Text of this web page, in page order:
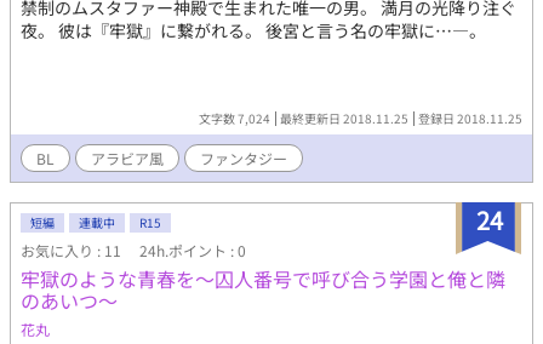
禁制のムスタファー神殿で生まれた唯一の男。 満月の光降り注ぐ
夜。 彼は『牢獄』に繋がれる。 後宮と言う名の牢獄に…―。
文字数 7,024 最終更新日 2018.11.25 登録日 2018.11.25
BL アラビア風 ファンタジー
24
短編 連載中 R15
お気に入り : 11 24h.ポイント : 0
牢獄のような青春を〜囚人番号で呼び合う学園と俺と隣
のあいつ〜
花丸